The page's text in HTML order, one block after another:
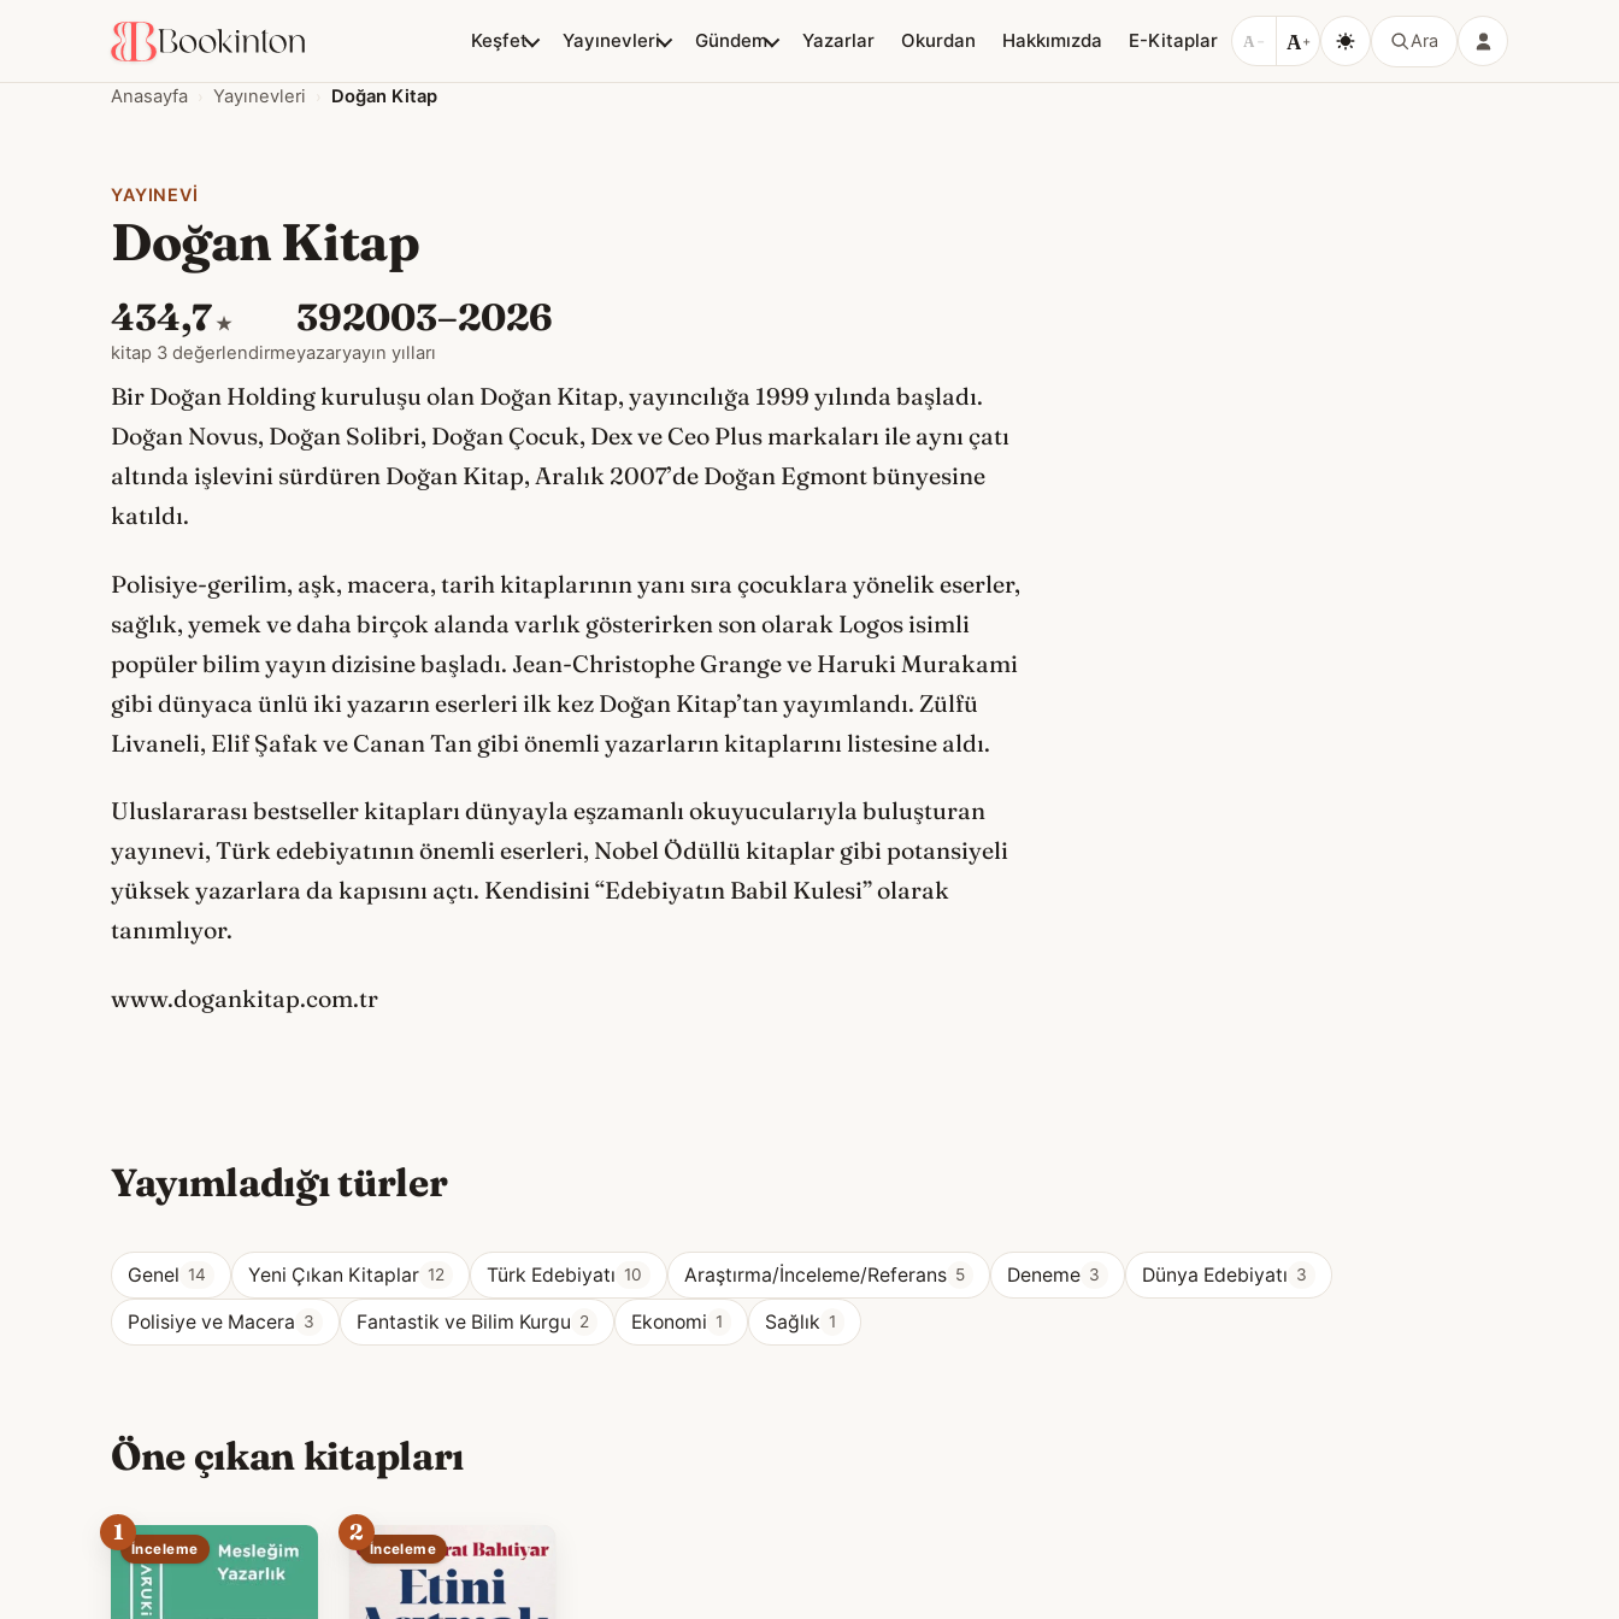
Keşfet Yayınevleri Gündem Yazarlar Okurdan Hakkımızda E-Kitaplar A − A+ Ara
Anasayfa Yayınevleri Doğan Kitap
YAYINEVI
Doğan Kitap
43
kitap
4,7 ★
3 değerlendirme
39
yazar
2003–2026
yayın yılları
Bir Doğan Holding kuruluşu olan Doğan Kitap, yayıncılığa 1999 yılında başladı.
Doğan Novus, Doğan Solibri, Doğan Çocuk, Dex ve Ceo Plus markaları ile aynı çatı
altında işlevini sürdüren Doğan Kitap, Aralık 2007’de Doğan Egmont bünyesine
katıldı.
Polisiye-gerilim, aşk, macera, tarih kitaplarının yanı sıra çocuklara yönelik eserler,
sağlık, yemek ve daha birçok alanda varlık gösterirken son olarak Logos isimli
popüler bilim yayın dizisine başladı. Jean-Christophe Grange ve Haruki Murakami
gibi dünyaca ünlü iki yazarın eserleri ilk kez Doğan Kitap’tan yayımlandı. Zülfü
Livaneli, Elif Şafak ve Canan Tan gibi önemli yazarların kitaplarını listesine aldı.
Uluslararası bestseller kitapları dünyayla eşzamanlı okuyucularıyla buluşturan
yayınevi, Türk edebiyatının önemli eserleri, Nobel Ödüllü kitaplar gibi potansiyeli
yüksek yazarlara da kapısını açtı. Kendisini “Edebiyatın Babil Kulesi” olarak
tanımlıyor.
www.dogankitap.com.tr
Yayımladığı türler
Genel 14 Yeni Çıkan Kitaplar 12 Türk Edebiyatı 10 Araştırma/İnceleme/Referans 5 Deneme 3 Dünya Edebiyatı 3
Polisiye ve Macera 3 Fantastik ve Bilim Kurgu 2 Ekonomi 1 Sağlık 1
Öne çıkan kitapları
1
İnceleme
2
İnceleme